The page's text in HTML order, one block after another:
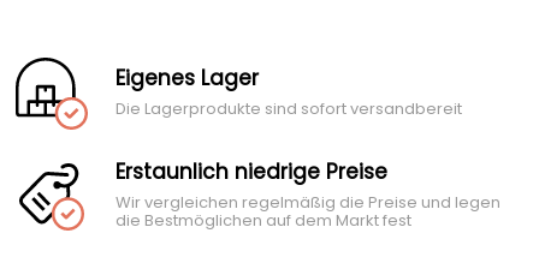
Eigenes Lager
Die Lagerprodukte sind sofort versandbereit
Erstaunlich niedrige Preise
Wir vergleichen regelmäßig die Preise und legen
die Bestmöglichen auf dem Markt fest